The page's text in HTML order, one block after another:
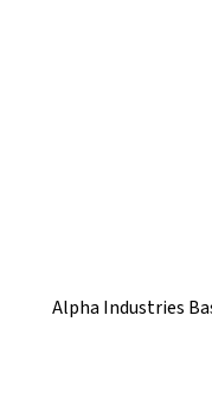
Alpha Industries